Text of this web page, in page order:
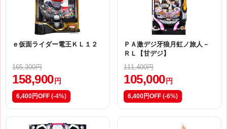
ｅ仮面ライダー電王ＫＬ１２
165,300円
158,900 円
6,400円OFF (-4%)
ＰＡ激デジ牙狼月虹ノ旅人－
ＲＬ【甘デジ】
111,400円
105,000 円
6,400円OFF (-6%)